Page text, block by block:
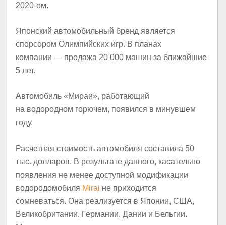
2020-ом.
Японский автомобильный бренд является
спорсором Олимпийских игр. В планах
компании — продажа 20 000 машин за ближайшие
5 лет.
Автомобиль «Мираи», работающий
на водородном горючем, появился в минувшем
году.
Расчетная стоимость автомобиля составила 50
тыс. долларов. В результате данного, касательно
появления не менее доступной модификации
водородомобиля Mirai не приходится
сомневаться. Она реализуется в Японии, США,
Великобритании, Германии, Дании и Бельгии.